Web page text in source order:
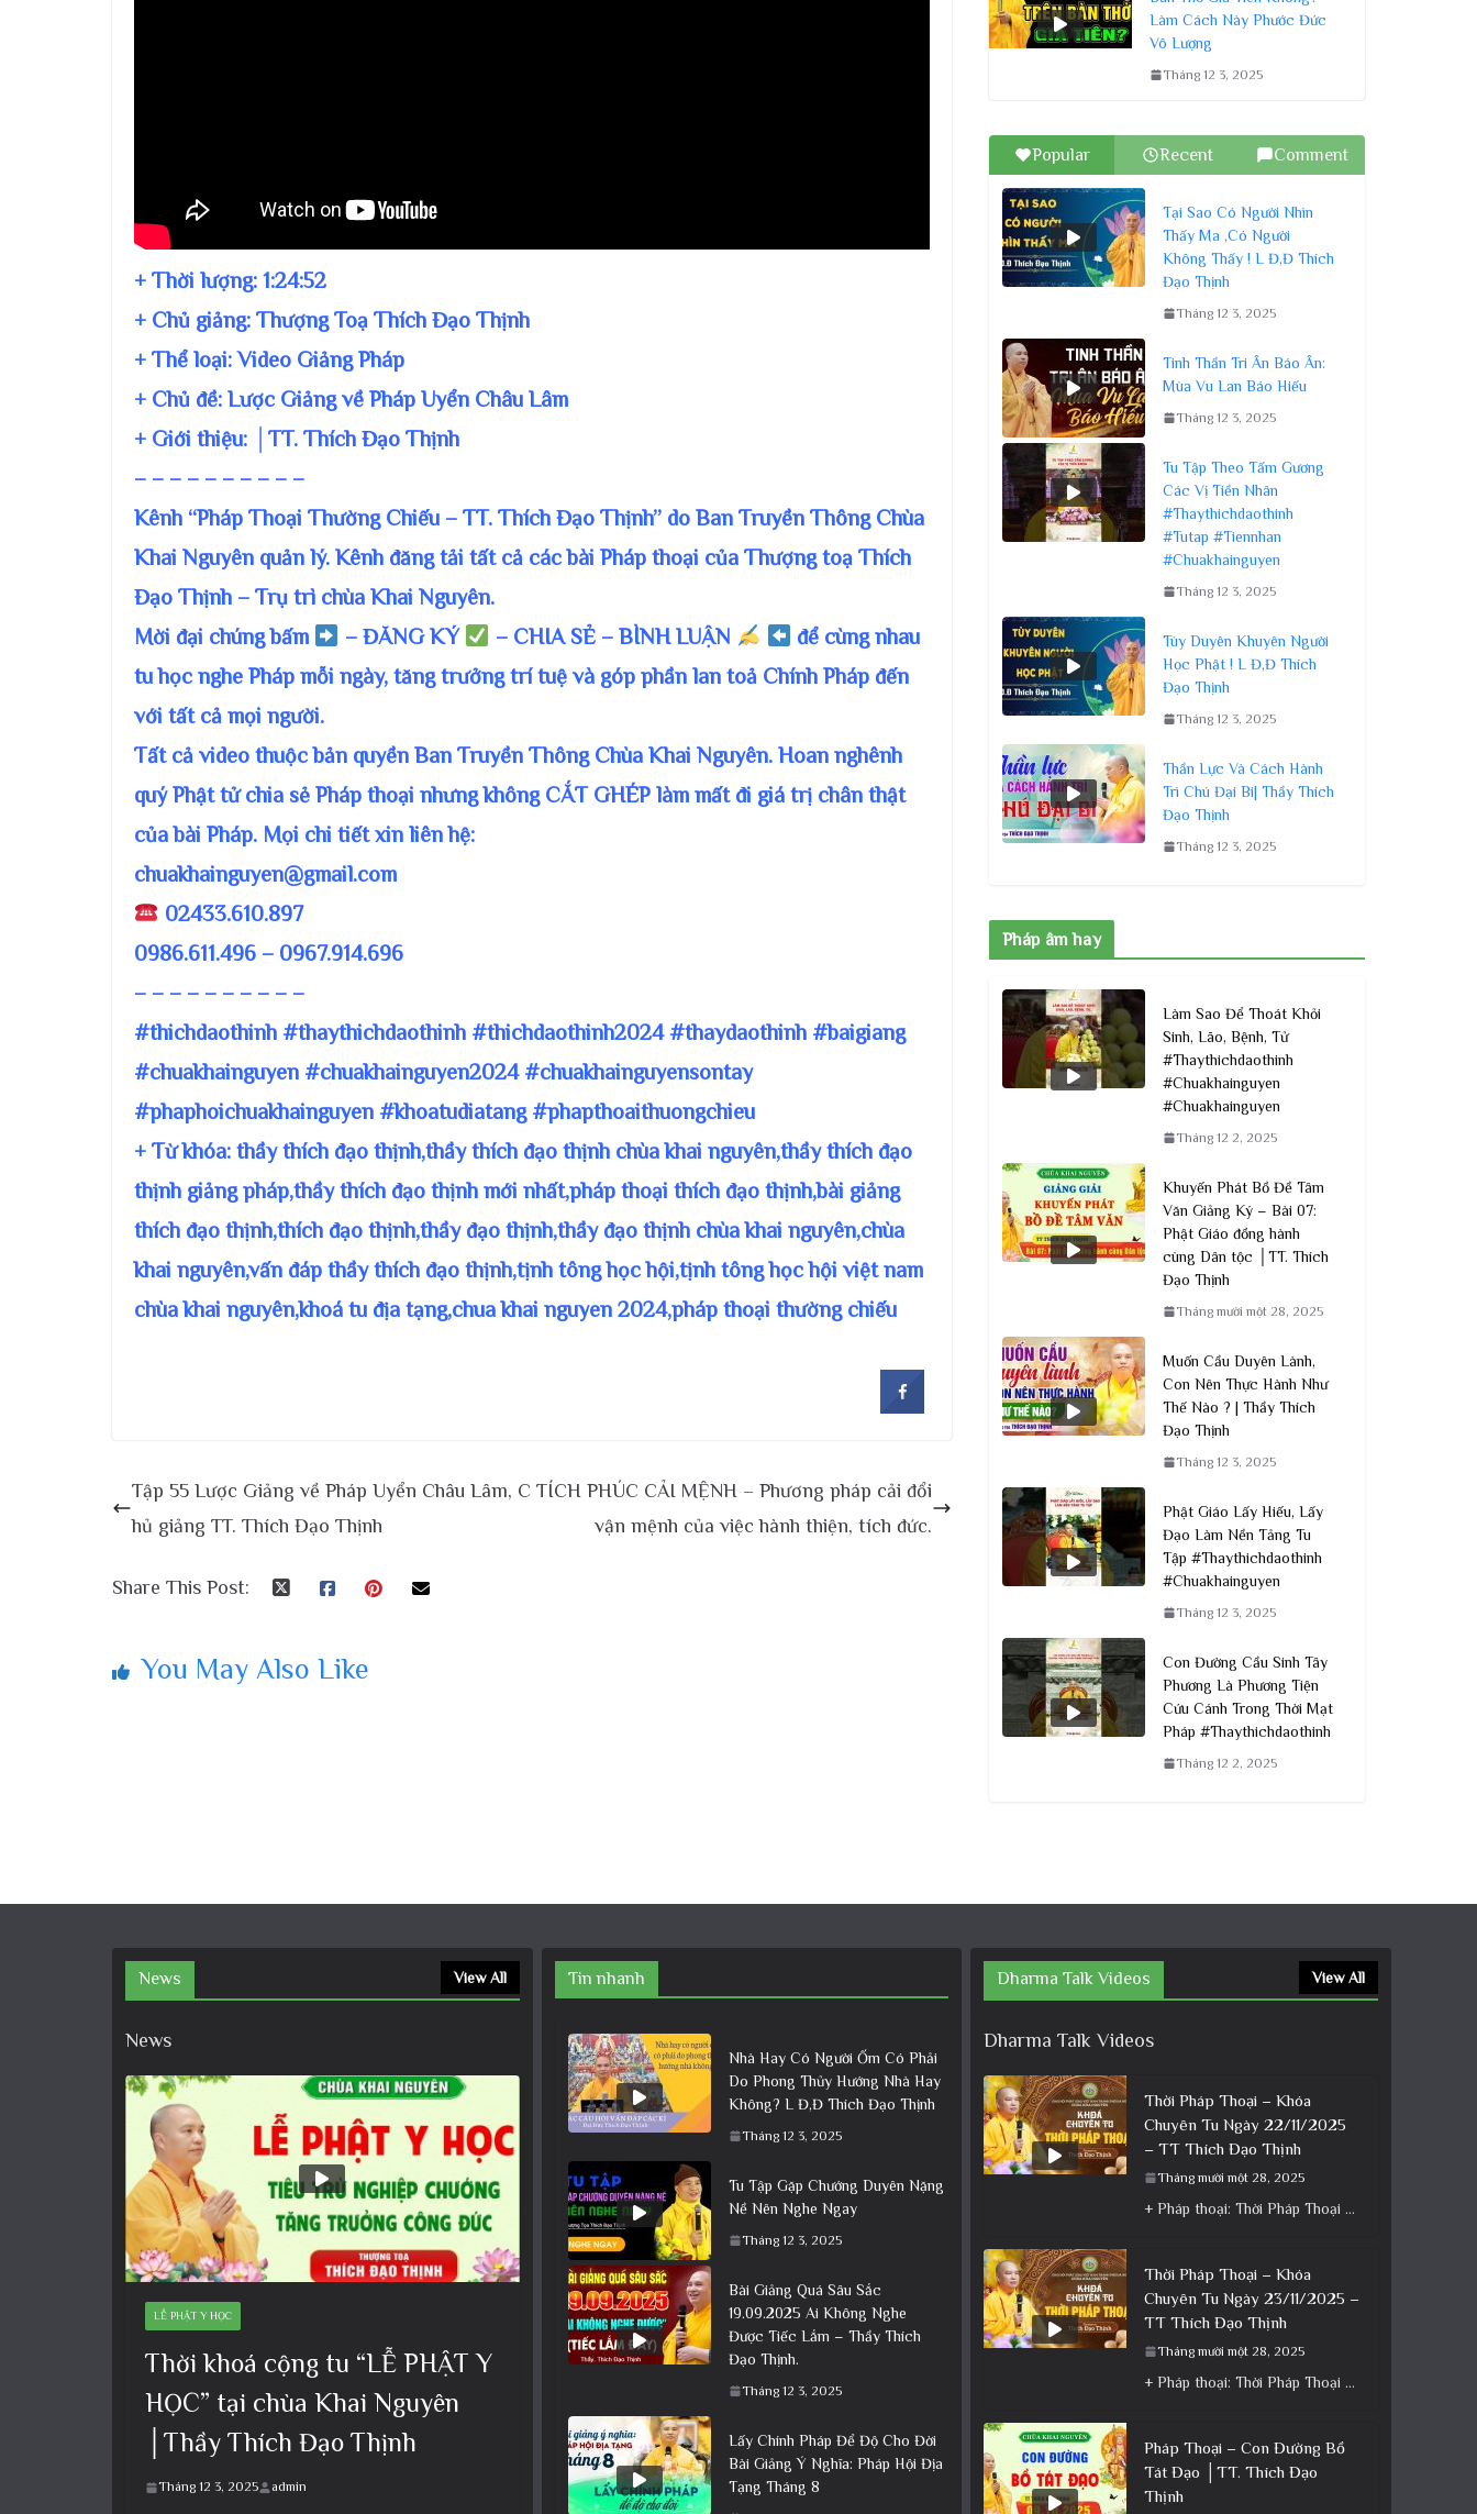
+ Thời lượng: 1:24:52
+ Chủ giảng: Thượng Toạ Thích Đạo Thịnh
+ Thể loại: Video Giảng Pháp
+ Chủ đề: Lược Giảng về Pháp Uyển Châu Lâm
+ Giới thiệu: │TT. Thích Đạo Thịnh
– – – – – – – – – –
Kênh “Pháp Thoại Thường Chiếu – TT. Thích Đạo Thịnh” do Ban Truyền Thông Chùa
Khai Nguyên quản lý. Kênh đăng tải tất cả các bài Pháp thoại của Thượng toạ Thích
Đạo Thịnh – Trụ trì chùa Khai Nguyên.
Mời đại chúng bấm
– ĐĂNG KÝ – CHIA SẺ – BÌNH LUẬN
để cùng nhau
tu học nghe Pháp mỗi ngày, tăng trưởng trí tuệ và góp phần lan toả Chính Pháp đến
với tất cả mọi người.
Tất cả video thuộc bản quyền Ban Truyền Thông Chùa Khai Nguyên. Hoan nghênh
quý Phật tử chia sẻ Pháp thoại nhưng không CẮT GHÉP làm mất đi giá trị chân thật
của bài Pháp. Mọi chi tiết xin liên hệ:
chuakhainguyen@gmail.com
02433.610.897
0986.611.496 – 0967.914.696
– – – – – – – – – –
#thichdaothinh #thaythichdaothinh #thichdaothinh2024 #thaydaothinh #baigiang
#chuakhainguyen #chuakhainguyen2024 #chuakhainguyensontay
#phaphoichuakhainguyen #khoatudiatang #phapthoaithuongchieu
+ Từ khóa: thầy thích đạo thịnh,thầy thích đạo thịnh chùa khai nguyên,thầy thích đạo
thịnh giảng pháp,thầy thích đạo thịnh mới nhất,pháp thoại thích đạo thịnh,bài giảng
thích đạo thịnh,thích đạo thịnh,thầy đạo thịnh,thầy đạo thịnh chùa khai nguyên,chùa
khai nguyên,vấn đáp thầy thích đạo thịnh,tịnh tông học hội,tịnh tông học hội việt nam
chùa khai nguyên,khoá tu địa tạng,chua khai nguyen 2024,pháp thoại thường chiếu
Tập 55 Lược Giảng về Pháp Uyển Châu Lâm, C
hủ giảng TT. Thích Đạo Thịnh
TÍCH PHÚC CẢI MỆNH – Phương pháp cải đổi
vận mệnh của việc hành thiện, tích đức.
Share This Post:
You May Also Like
Làm Cách Này Phước Đức
Vô Lượng
Tháng 12 3, 2025
Popular Recent Comment
Tại Sao Có Người Nhìn
Thấy Ma ,Có Người
Không Thấy ! L Đ,Đ Thích
Đạo Thịnh
Tháng 12 3, 2025
Tinh Thần Tri Ân Báo Ân:
Mùa Vu Lan Báo Hiếu
Tháng 12 3, 2025
Tu Tập Theo Tấm Gương
Các Vị Tiền Nhân
#Thaythichdaothinh
#Tutap #Tiennhan
#Chuakhainguyen
Tháng 12 3, 2025
Tùy Duyên Khuyên Người
Học Phật ! L Đ,Đ Thích
Đạo Thịnh
Tháng 12 3, 2025
Thần Lực Và Cách Hành
Trì Chú Đại Bi| Thầy Thích
Đạo Thịnh
Tháng 12 3, 2025
Pháp âm hay
Làm Sao Để Thoát Khỏi
Sinh, Lão, Bệnh, Tử
#Thaythichdaothinh
#Chuakhainguyen
#Chuakhainguyen
Tháng 12 2, 2025
Khuyến Phát Bồ Đề Tâm
Văn Giảng Ký – Bài 07:
Phật Giáo đồng hành
cùng Dân tộc │TT. Thích
Đạo Thịnh
Tháng mười một 28, 2025
Muốn Cầu Duyên Lành,
Con Nên Thực Hành Như
Thế Nào ? | Thầy Thích
Đạo Thịnh
Tháng 12 3, 2025
Phật Giáo Lấy Hiếu, Lấy
Đạo Làm Nền Tảng Tu
Tập #Thaythichdaothinh
#Chuakhainguyen
Tháng 12 3, 2025
Con Đường Cầu Sinh Tây
Phương Là Phương Tiện
Cứu Cánh Trong Thời Mạt
Pháp #Thaythichdaothinh
Tháng 12 2, 2025
News View All
News
LỄ PHẬT Y HỌC
Thời khoá cộng tu “LỄ PHẬT Y
HỌC” tại chùa Khai Nguyên
│Thầy Thích Đạo Thịnh
Tháng 12 3, 2025 admin
Tin nhanh
Nhà Hay Có Người Ốm Có Phải
Do Phong Thủy Hướng Nhà Hay
Không? L Đ,Đ Thích Đạo Thịnh
Tháng 12 3, 2025
Tu Tập Gặp Chướng Duyên Nặng
Nề Nên Nghe Ngay
Tháng 12 3, 2025
Bài Giảng Quá Sâu Sắc
19.09.2025 Ai Không Nghe
Được Tiếc Lắm – Thầy Thích
Đạo Thịnh.
Tháng 12 3, 2025
Lấy Chính Pháp Để Độ Cho Đời
Bài Giảng Ý Nghĩa: Pháp Hội Địa
Tạng Tháng 8
Dharma Talk Videos View All
Dharma Talk Videos
Thời Pháp Thoại – Khóa
Chuyên Tu Ngày 22/11/2025
– TT Thích Đạo Thịnh
Tháng mười một 28, 2025
+ Pháp thoại: Thời Pháp Thoại – Khóa Chuyên Tu Ngày 22/11/2025 – TT Thích Đạo Thịnh + Album: Pháp
Thời Pháp Thoại – Khóa
Chuyên Tu Ngày 23/11/2025 –
TT Thích Đạo Thịnh
Tháng mười một 28, 2025
+ Pháp thoại: Thời Pháp Thoại – Khóa Chuyên Tu Ngày 23/11/2025 – TT Thích Đạo Thịnh + Album: Pháp
Pháp Thoại – Con Đường Bồ
Tát Đạo │TT. Thích Đạo
Thịnh